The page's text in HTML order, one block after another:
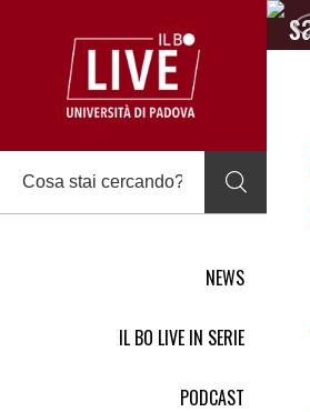
NEWS
IL BO LIVE IN SERIE
PODCAST